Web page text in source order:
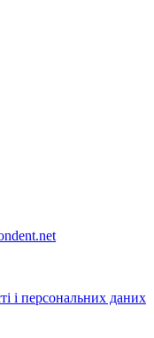
і персональних даних